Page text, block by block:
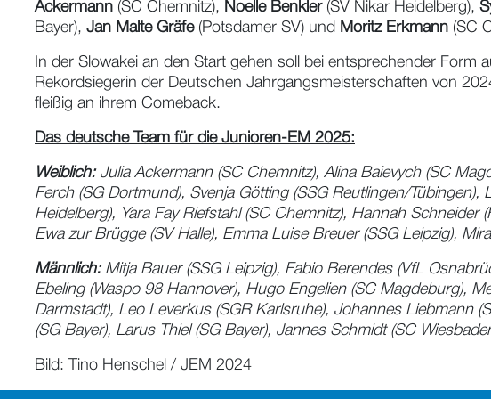
Ackermann (SC Chemnitz), Noelle Benkler(SV Nikar Heidelberg),
Bayer), Jan Malte Gräfe(Potsdamer SV) und Moritz Erkmann (SC
In der Slowakei an den Start gehen soll bei entsprechender Form
Rekordsiegerin der Deutschen Jahrgangsmeisterschaften von
fleißig an ihrem Comeback.
Das deutsche Team für die Junioren-EM 2025:
Weiblich:Julia Ackermann (SC Chemnitz), Alina Baievych (SC
Ferch (SG Dortmund), Svenja Götting (SSG Reutlingen/
Heidelberg), Yara Fay Riefstahl (SC Chemnitz), Hannah
Ewa zur Brügge (SV Halle), Emma Luise Breuer (SSG Leipzig),
Männlich:Mitja Bauer (SSG Leipzig), Fabio Berendes (VfL
Ebeling (Waspo 98 Hannover), Hugo Engelien (SC Magdeburg),
Darmstadt), Leo Leverkus (SGR Karlsruhe), Johannes Liebmann
(SG Bayer), Larus Thiel (SG Bayer), Jannes Schmidt (SC
Bild: Tino Henschel / JEM 2024